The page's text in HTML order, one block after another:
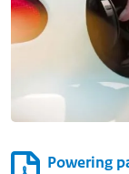
Powering